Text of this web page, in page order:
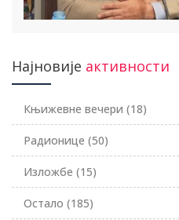
Најновије активности
Књижевне вечери (18)
Радионице (50)
Изложбе (15)
Остало (185)